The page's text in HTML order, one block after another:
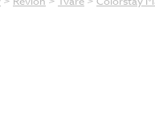
peeling a